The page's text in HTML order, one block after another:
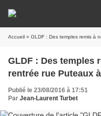
Accueil » GLDF : Des temples remis à
GLDF : Des temples
rentrée rue Puteaux
Publié le 23/08/2016 à 17:51
Par Jean-Laurent Turbet